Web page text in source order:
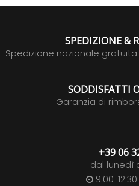
SPEDIZIONE &
Spedizione nazionale
SODDISFATTI
Garanzia di
+39 06
dal lunedì
9:00-12:30